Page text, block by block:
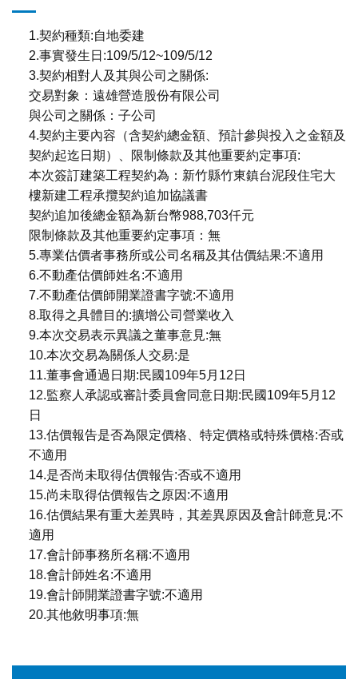
1.契約種類:自地委建
2.事實發生日:109/5/12~109/5/12
3.契約相對人及其與公司之關係:
交易對象：遠雄營造股份有限公司
與公司之關係：子公司
4.契約主要內容（含契約總金額、預計參與投入之金額及
契約起迄日期）、限制條款及其他重要約定事項:
本次簽訂建築工程契約為：新竹縣竹東鎮台泥段住宅大
樓新建工程承攬契約追加協議書
契約追加後總金額為新台幣988,703仟元
限制條款及其他重要約定事項：無
5.專業估價者事務所或公司名稱及其估價結果:不適用
6.不動產估價師姓名:不適用
7.不動產估價師開業證書字號:不適用
8.取得之具體目的:擴增公司營業收入
9.本次交易表示異議之董事意見:無
10.本次交易為關係人交易:是
11.董事會通過日期:民國109年5月12日
12.監察人承認或審計委員會同意日期:民國109年5月12
日
13.估價報告是否為限定價格、特定價格或特殊價格:否或
不適用
14.是否尚未取得估價報告:否或不適用
15.尚未取得估價報告之原因:不適用
16.估價結果有重大差異時，其差異原因及會計師意見:不
適用
17.會計師事務所名稱:不適用
18.會計師姓名:不適用
19.會計師開業證書字號:不適用
20.其他敘明事項:無